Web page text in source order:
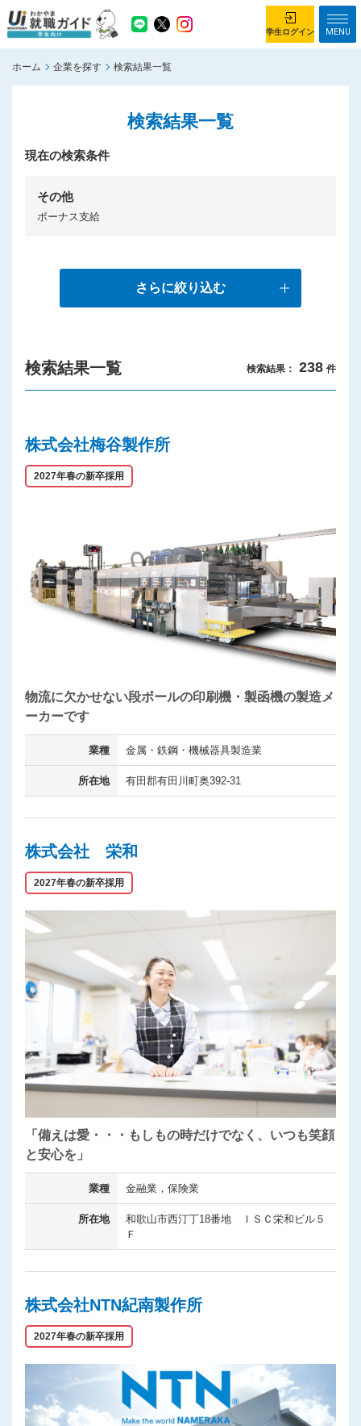
企業を探す
がっつり就業体験コース
イベント情報
お知らせ
ちょこっと仕事体験コース トップ
利用規約
学生ログイン MENU
ホーム 企業を探す 検索結果一覧
検索結果一覧
現在の検索条件
その他
ボーナス支給
さらに絞り込む
検索結果一覧 検索結果： 238 件
株式会社梅谷製作所
2027年春の新卒採用
物流に欠かせない段ボールの印刷機・製函機の製造メ
ーカーです
業種 金属・鉄鋼・機械器具製造業
所在地 有田郡有田川町奥392-31
株式会社 栄和
2027年春の新卒採用
「備えは愛・・・もしもの時だけでなく、いつも笑顔
と安心を」
業種 金融業，保険業
所在地
和歌山市西汀丁18番地 ＩＳＣ栄和ビル５
Ｆ
株式会社NTN紀南製作所
2027年春の新卒採用